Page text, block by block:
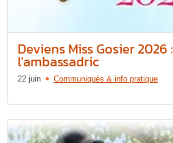
Deviens Miss Gosier 2026 :
l’ambassadric
22 juin Communiqués & info pratique